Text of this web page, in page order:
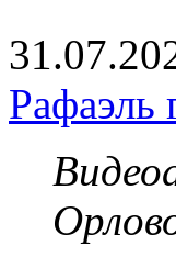
Рафаэль